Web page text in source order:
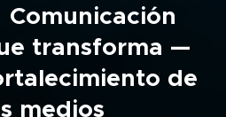
transforma —
de
medios